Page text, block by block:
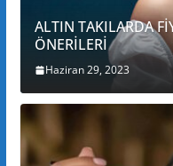
ALTIN TAKILARDA
ÖNERİLERİ
Haziran 29, 2023